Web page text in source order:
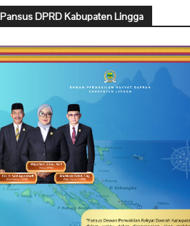
Pansus DPRD Kabupaten Lingga